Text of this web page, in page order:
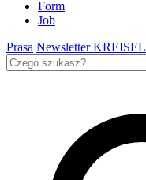
Form
Job
Prasa Newsletter KREISEL